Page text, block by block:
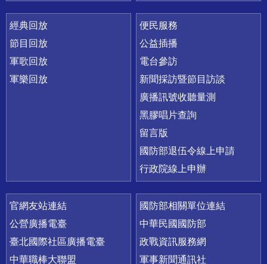
經典回放
節目回放
軍歌回放
軍樂回放
便民服務
公益插播
電台參訪
新聞採訪暨節目訪談
廣播訊號收聽量測
黑膠唱片查詢
留言版
國防部退伍令線上申請
行政院線上申辦
官網友站連結
公營廣播電臺
臺北國際社區廣播電臺
中華職棒大聯盟
國防部相關單位連結
中華民國國防部
政戰資訊服務網
軍事新聞通訊社